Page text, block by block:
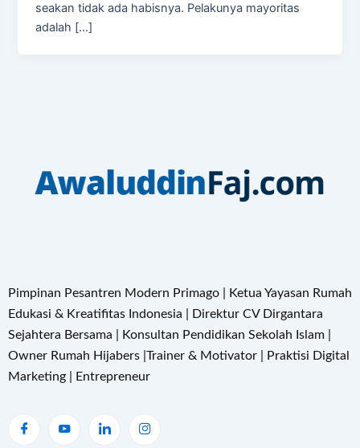
seakan tidak ada habisnya. Pelakunya mayoritas
adalah […]
Pimpinan Pesantren Modern Primago | Ketua Yayasan Rumah
Edukasi & Kreatifitas Indonesia | Direktur CV Dirgantara
Sejahtera Bersama | Konsultan Pendidikan Sekolah Islam |
Owner Rumah Hijabers |Trainer & Motivator | Praktisi Digital
Marketing | Entrepreneur